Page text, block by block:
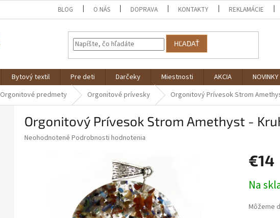
BLOG O NÁS DOPRAVA KONTAKTY REKLAMÁCIE
HĽADAŤ
Bytový textil Pre deti Darčeky Miestnosti AKCIA NOVINKY
Orgonitové predmety Orgonitové prívesky Orgonitový Prívesok Strom
Orgonitový Prívesok Strom Amethyst -
Priemerné
Neohodnotené Podrobnosti hodnotenia
€14
cena:
Na
Môžeme